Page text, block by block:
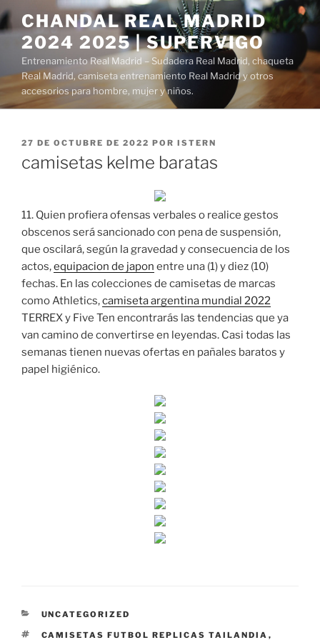
Saltar
al
contenido
CHANDAL REAL MADRID
2024 2025 | SUPERVIGO
Entrenamiento Real Madrid – Sudadera Real Madrid, chaqueta
Real Madrid, camiseta entrenamiento Real Madrid y otros
accesorios para hombre, mujer y niños.
PUBLICADO
27 DE OCTUBRE DE 2022 POR ISTERN
camisetas kelme baratas
11. Quien profiera ofensas verbales o realice gestos
obscenos será sancionado con pena de suspensión,
que oscilará, según la gravedad y consecuencia de los
actos,equipacion de japon entre una (1) y diez (10)
fechas. En las colecciones de camisetas de marcas
como Athletics,camiseta argentina mundial 2022
TERREX y Five Ten encontrarás las tendencias que ya
van camino de convertirse en leyendas. Casi todas las
semanas tienen nuevas ofertas en pañales baratos y
papel higiénico.
CATEGORÍAS
UNCATEGORIZED
ETIQUETAS
CAMISETAS FUTBOL REPLICAS TAILANDIA ,